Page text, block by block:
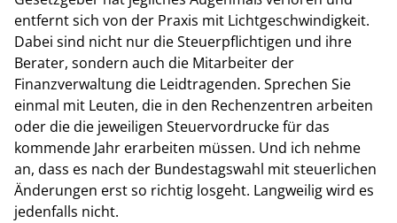
entfernt sich von der Praxis mit Lichtgeschwindigkeit.
Dabei sind nicht nur die Steuerpflichtigen und ihre
Berater, sondern auch die Mitarbeiter der
Finanzverwaltung die Leidtragenden. Sprechen Sie
einmal mit Leuten, die in den Rechenzentren arbeiten
oder die die jeweiligen Steuervordrucke für das
kommende Jahr erarbeiten müssen. Und ich nehme
an, dass es nach der Bundestagswahl mit steuerlichen
Änderungen erst so richtig losgeht. Langweilig wird es
jedenfalls nicht.